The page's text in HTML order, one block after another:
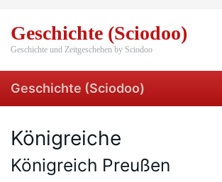
main
content
Geschichte (Sciodoo)
Geschichte und Zeitgeschehen by Sciodoo
Geschichte (Sciodoo)
Königreiche
Königreich Preußen